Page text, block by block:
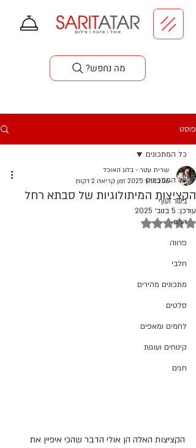
?מה נחפש
פוסט
כל המתכונים
בשר ועוף
דגים
פרווה
חלבי
מתכונים מהירים
סלטים
לחמים ומאפים
קינוחים ועוגות
חגים
כל המתכונים
הקציצות המיתולוגיות של סבתא רחל
שרית עטר - בלוג האוכל
26 במרץ 2025
זמן קריאה 2 דקות
עודכן: 5 בנוב׳ 2025
דירוג של NaN מתוך 5 כוכבים
הקציצות האלה הן אולי הדבר שהכי איפיין את